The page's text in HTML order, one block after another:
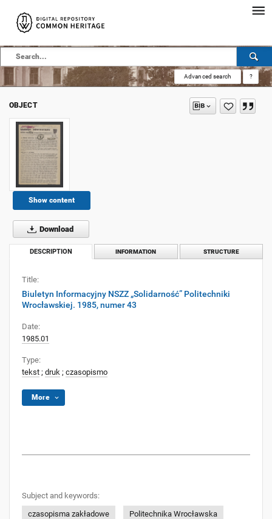
Advanced search ?
OBJECT
Show content
Download
DESCRIPTION INFORMATION STRUCTURE
Title:
Biuletyn Informacyjny NSZZ „Solidarność” Politechniki
Wrocławskiej. 1985, numer 43
Date:
1985.01
Type:
tekst ; druk ; czasopismo
More
Subject and keywords:
czasopisma zakładowe
Politechnika Wrocławska